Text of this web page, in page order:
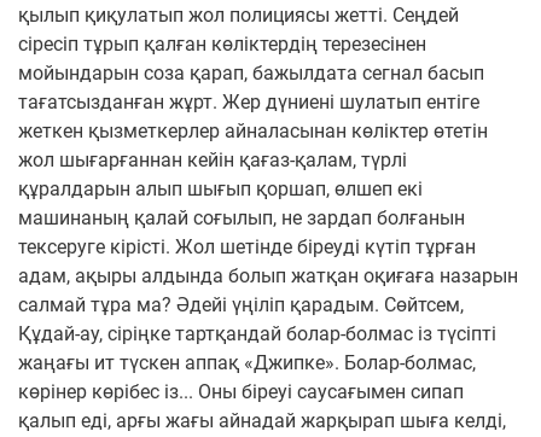
қылып қиқулатып жол полициясы жетті. Сеңдей
сіресіп тұрып қалған көліктердің терезесінен
мойындарын соза қарап, бажылдата сегнал басып
тағатсызданған жұрт. Жер дүниені шулатып ентіге
жеткен қызметкерлер айналасынан көліктер өтетін
жол шығарғаннан кейін қағаз-қалам, түрлі
құралдарын алып шығып қоршап, өлшеп екі
машинаның қалай соғылып, не зардап болғанын
тексеруге кірісті. Жол шетінде біреуді күтіп тұрған
адам, ақыры алдында болып жатқан оқиғаға назарын
салмай тұра ма? Әдейі үңіліп қарадым. Сөйтсем,
Құдай-ау, сіріңке тартқандай болар-болмас із түсіпті
жаңағы ит түскен аппақ «Джипке». Болар-болмас,
көрінер көрібес із... Оны біреуі саусағымен сипап
қалып еді, арғы жағы айнадай жарқырап шыға келді,